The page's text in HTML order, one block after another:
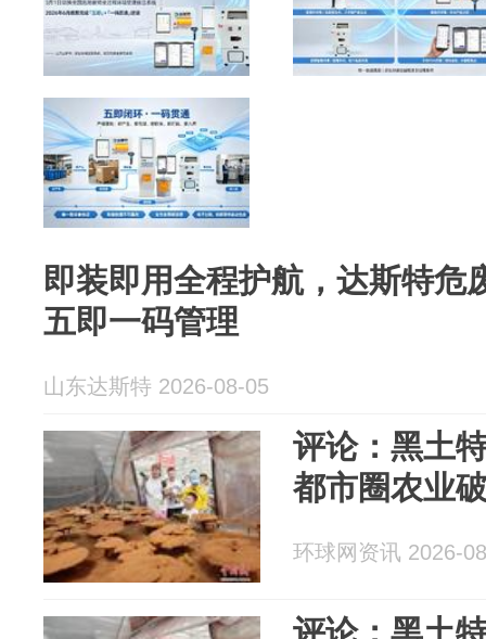
即装即用全程护航，达斯特危
五即一码管理
山东达斯特 2026-08-05
评论：黑土
都市圈农业
环球网资讯 2026-